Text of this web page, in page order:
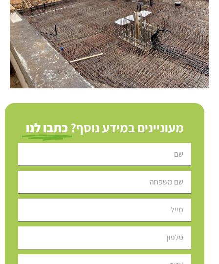
מעוניינים במידע נוסף? כתבו לנו